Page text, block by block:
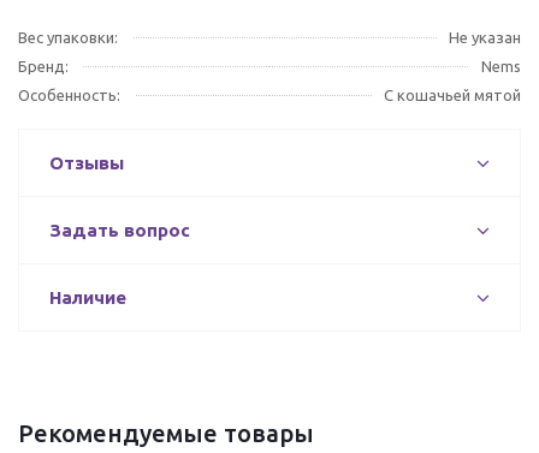
Вес упаковки:
Не указан
Бренд:
Nems
Особенность:
С кошачьей мятой
Отзывы
Задать вопрос
Наличие
Рекомендуемые товары